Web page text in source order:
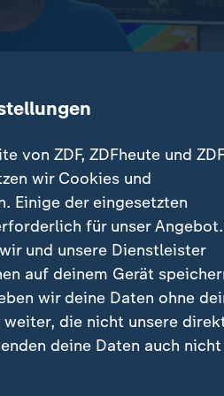
stoppt eine geplante
Haller erläutert, welche
von ZDF, ZDFheute und
wir Cookies und
Einige der eingesetzten
für unser
und unsere Dienstleister
auf deinem Gerät
wir deine Daten ohne
die nicht unsere
deine Daten auch nicht